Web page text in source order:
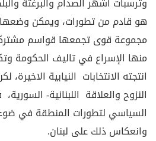
هو قادم من تطورات، ويمكن
مجموعة قوى تجمعها قواسم
منها الإسراع في تاليف الحكومة
انتجته الانتخابات النيابية
النزوح والعلاقة اللبنانية-
السياسي لتطورات المنطقة في ضوء
وانعكاس ذلك على لبنان.